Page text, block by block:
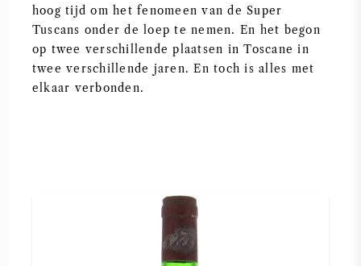
CABERNET SAUVIGNON
hoog tijd om het fenomeen van de Super
Tuscans onder de loep te nemen. En het begon
op twee verschillende plaatsen in Toscane in
twee verschillende jaren. En toch is alles met
elkaar verbonden.